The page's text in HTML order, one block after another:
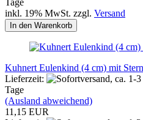
inkl. 19% MwSt. zzgl. Versand
In den Warenkorb
Kuhnert Eulenkind (4 cm) mit Stern
Lieferzeit:
Tage
(Ausland abweichend)
11,15 EUR